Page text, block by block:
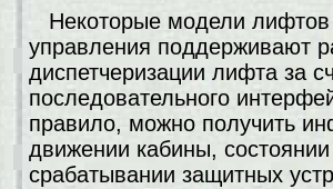
Некоторые модели
управления поддерживают
диспетчеризации лифта за
последовательного
правило, можно получить
движении кабины,
срабатывании защитных